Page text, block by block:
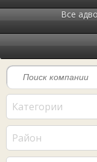
Все
Категории
Район